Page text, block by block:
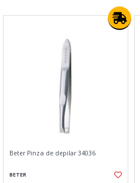
Beter Pinza de depilar 34036
BETER